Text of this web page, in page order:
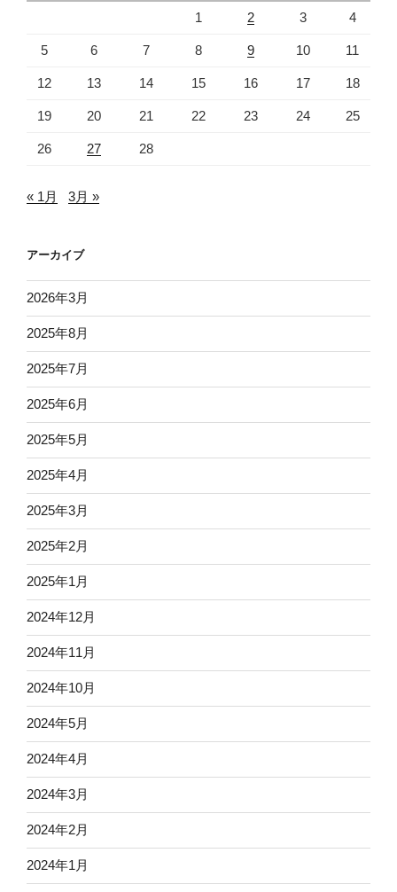
1 2 3 4
5 6 7 8 9 10 11
12 13 14 15 16 17 18
19 20 21 22 23 24 25
26 27 28
« 1月 3月 »
アーカイブ
2026年3月
2025年8月
2025年7月
2025年6月
2025年5月
2025年4月
2025年3月
2025年2月
2025年1月
2024年12月
2024年11月
2024年10月
2024年5月
2024年4月
2024年3月
2024年2月
2024年1月